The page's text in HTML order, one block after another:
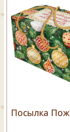
Посылка